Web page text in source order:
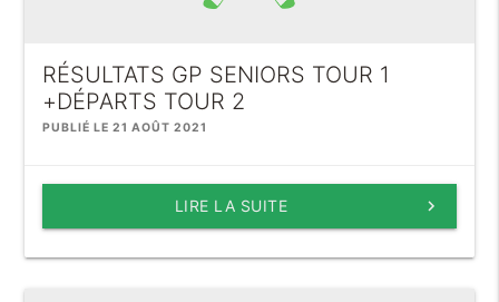
RÉSULTATS GP SENIORS TOUR 1
+DÉPARTS TOUR 2
PUBLIÉ LE 21 AOÛT 2021
keyboard_arrow_right
LIRE LA SUITE